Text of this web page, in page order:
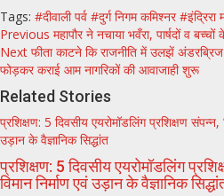
Tags: #दीवाली पर्व #दुर्ग निगम कमिश्नर
Post
navigation
Previous महापौर ने नचाया भवँरा, पार्षदों व
Next फीता काटने कि राजनीति में उलझें
फोड़कर कराई आम नागरिकों की आवाजाही शुरू
Related Stories
प्रशिक्षण: 5 दिवसीय एयरोमॉडलिंग प्रशिक्षण संपन्न,
उड़ान के वैज्ञानिक सिद्धांत
प्रशिक्षण: 5 दिवसीय एयरोमॉडलिंग
विमान निर्माण एवं उड़ान के वैज्ञानिक